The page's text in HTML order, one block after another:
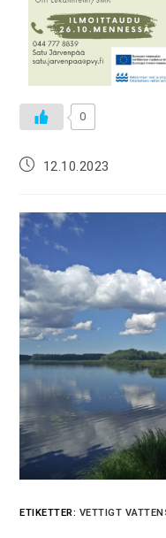
0
12.10.2023
ETIKETTER: VETTIGT